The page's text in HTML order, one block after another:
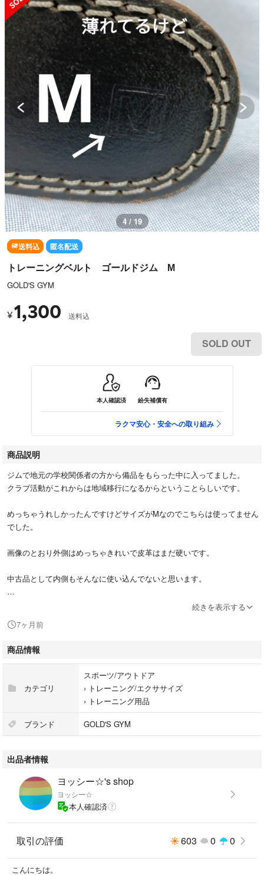
4 / 19
送料込 匿名配送
トレーニングベルト ゴールドジム М
GOLD'S GYM
¥1,300 送料込
SOLD OUT
本人確認済 紛失補償有
ラクマ安心・安全への取り組み
商品説明
ジムで地元の学校関係者の方から備品をもらった中に入ってました。
クラブ活動がこれからは地域移行になるからということらしいです。
めっちゃうれしかったんですけどサイズがMなのでこちらは使ってません
でした。
画像のとおり外側はめっちゃきれいで皮革はまだ硬いです。
中古品として内側もそんなに使い込んでないと思います。
マイベルトをお探しの方、こちらのゴールドジムはどうですか？(^^)
価格は無償で譲り受けたものでしたので赤字にならなかったらそれでいい
やっていう値段です。
共用ベルトをお探しの全国のクラブ活動関係者の方もぜひご検討ください
ませ。
安いけどぼろいとかそんなんじゃないですので安心してご検討くださいま
せ。
よろしくお願いします。
続きを表示する
7ヶ月前
商品情報
カテゴリ
スポーツ/アウトドア
› トレーニング/エクササイズ
› トレーニング用品
ブランド GOLD'S GYM
出品者情報
ヨッシー☆'s shop
ヨッシー☆
本人確認済
取引の評価 603 0 0
こんにちは。